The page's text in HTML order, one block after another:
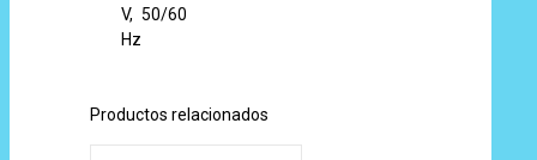
V, 50/60
Hz
Productos relacionados